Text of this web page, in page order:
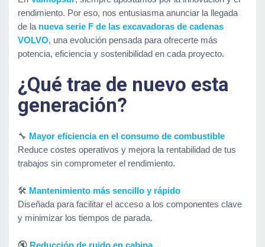
rendimiento. Por eso, nos entusiasma anunciar la llegada
de la nueva serie F de las excavadoras de cadenas
VOLVO, una evolución pensada para ofrecerte más
potencia, eficiencia y sostenibilidad en cada proyecto.
¿Qué trae de nuevo esta
generación?
🔧 Mayor eficiencia en el consumo de combustible
Reduce costes operativos y mejora la rentabilidad de tus
trabajos sin comprometer el rendimiento.
🛠️ Mantenimiento más sencillo y rápido
Diseñada para facilitar el acceso a los componentes clave
y minimizar los tiempos de parada.
🔇 Reducción de ruido en cabina